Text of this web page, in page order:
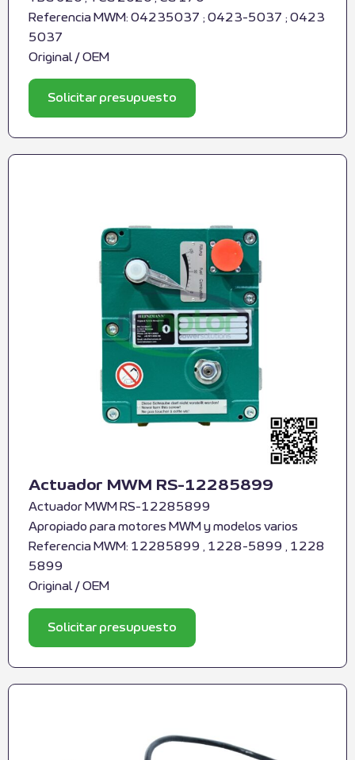
Referencia MWM: 04235037 ; 0423-5037 ; 0423
5037
Original / OEM
Solicitar presupuesto
Actuador MWM RS-12285899
Actuador MWM RS-12285899
Apropiado para motores MWM y modelos varios
Referencia MWM: 12285899 , 1228-5899 , 1228
5899
Original / OEM
Solicitar presupuesto